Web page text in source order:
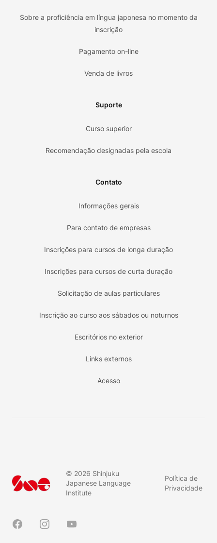
Sobre a proficiência em língua japonesa no momento da
inscrição
Pagamento on-line
Venda de livros
Suporte
Curso superior
Recomendação designadas pela escola
Contato
Informações gerais
Para contato de empresas
Inscrições para cursos de longa duração
Inscrições para cursos de curta duração
Solicitação de aulas particulares
Inscrição ao curso aos sábados ou noturnos
Escritórios no exterior
Links externos
Acesso
© 2026 Shinjuku
Japanese Language
Institute
Política de
Privacidade
FacebookInstagramYouTube